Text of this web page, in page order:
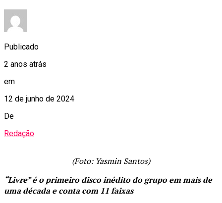
Publicado
2 anos atrás
em
12 de junho de 2024
De
Redação
(Foto: Yasmin Santos)
“Livre” é o primeiro disco inédito do grupo em mais de
uma década e conta com 11 faixas